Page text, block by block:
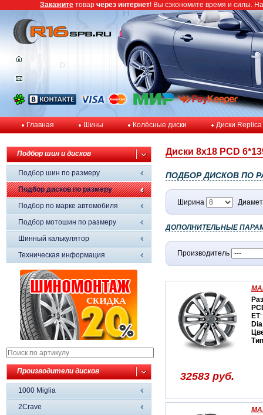
Главная Шины Колёсные диски Диски Replica
Подбор шин и дисков
Подбор шин по размеру
Подбор дисков по размеру
Подбор по марке автомобиля
Подбор мотошин по размеру
Шинный калькулятор
Техническая информация
Производители дисков
1000 Miglia
2Crave
Диски 8x18 PCD
ПОДБОР ДИСКОВ ПО
Ширина
ДОПОЛНИТЕЛЬНЫЕ
Производитель
ET
Dia
Тип
32583 руб.
Закажите товар через интернет! Вы сэкономите время и силы.